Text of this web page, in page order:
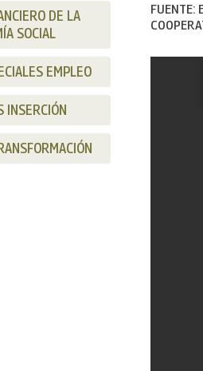
DE LA
SOCIAL
EMPLEO
INSERCIÓN
FUENTE: